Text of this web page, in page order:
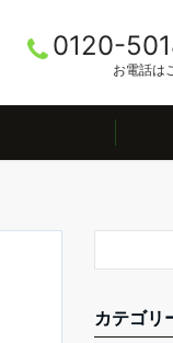
0120-
お電話は
カテゴリ